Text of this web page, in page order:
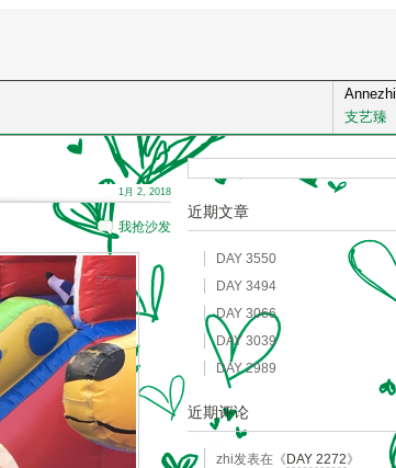
Annezhi
支艺臻
我抢沙发
1月 2, 2018
近期文章
DAY 3550
DAY 3494
DAY 3066
DAY 3039
DAY 2989
近期评论
zhi发表在《DAY 2272》